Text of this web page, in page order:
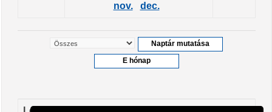
nov.
dec.